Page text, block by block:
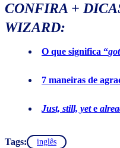
CONFIRA +
WIZARD:
O que significa “
7 maneiras de
Just, still, yete
Tags: inglês